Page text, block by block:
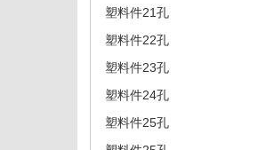
塑料件21孔
塑料件22孔
塑料件23孔
塑料件24孔
塑料件25孔